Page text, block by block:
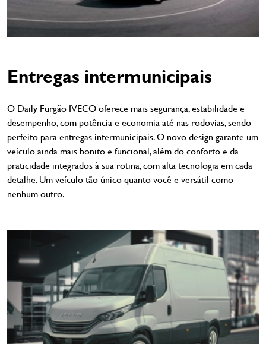
Entregas intermunicipais
O Daily Furgão IVECO oferece mais segurança, estabilidade e
desempenho, com potência e economia até nas rodovias, sendo
perfeito para entregas intermunicipais. O novo design garante um
veículo ainda mais bonito e funcional, além do conforto e da
praticidade integrados à sua rotina, com alta tecnologia em cada
detalhe. Um veículo tão único quanto você e versátil como
nenhum outro.